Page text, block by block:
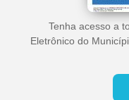
Tenha acesso a
Eletrônico do